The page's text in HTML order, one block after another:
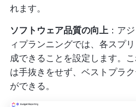
れます。
ソフトウェア品質の向上 ：ア
ィプランニングでは、各スプ
成できることを設定します。
は手抜きをせず、ベストプラ
ができる。